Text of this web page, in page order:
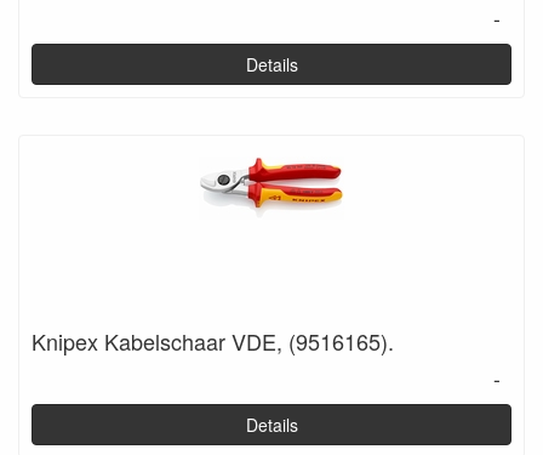
-
Details
Knipex Kabelschaar VDE, (9516165).
-
Details